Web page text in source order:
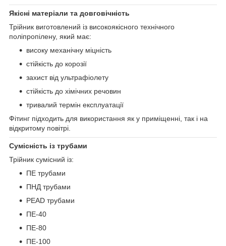
Якісні матеріали та довговічність
Трійник виготовлений із високоякісного технічного
поліпропілену, який має:
високу механічну міцність
стійкість до корозії
захист від ультрафіолету
стійкість до хімічних речовин
тривалий термін експлуатації
Фітинг підходить для використання як у приміщенні, так і на
відкритому повітрі.
Сумісність із трубами
Трійник сумісний із:
ПЕ трубами
ПНД трубами
PEAD трубами
ПЕ-40
ПЕ-80
ПЕ-100